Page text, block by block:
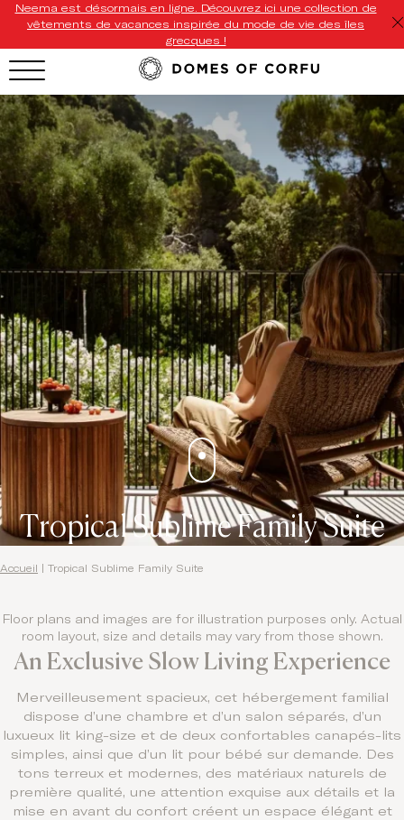
Neema est désormais en ligne. Découvrez ici une collection de
vêtements de vacances inspirée du mode de vie des îles
grecques !
Tropical Sublime Family Suite
Accueil Tropical Sublime Family Suite
Floor plans and images are for illustration purposes only. Actual
room layout, size and details may vary from those shown.
An Exclusive Slow Living Experience
Merveilleusement spacieux, cet hébergement familial
dispose d’une chambre et d’un salon séparés, d’un
luxueux lit king-size et de deux confortables canapés-lits
simples, ainsi que d’un lit pour bébé sur demande. Des
tons terreux et modernes, des matériaux naturels de
première qualité, une attention exquise aux détails et la
mise en avant du confort créent un espace élégant et